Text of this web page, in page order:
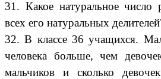
31. Какое натуральное число
всех его натуральных
32. В классе 36 учащихся.
человека больше, чем
мальчиков и сколько